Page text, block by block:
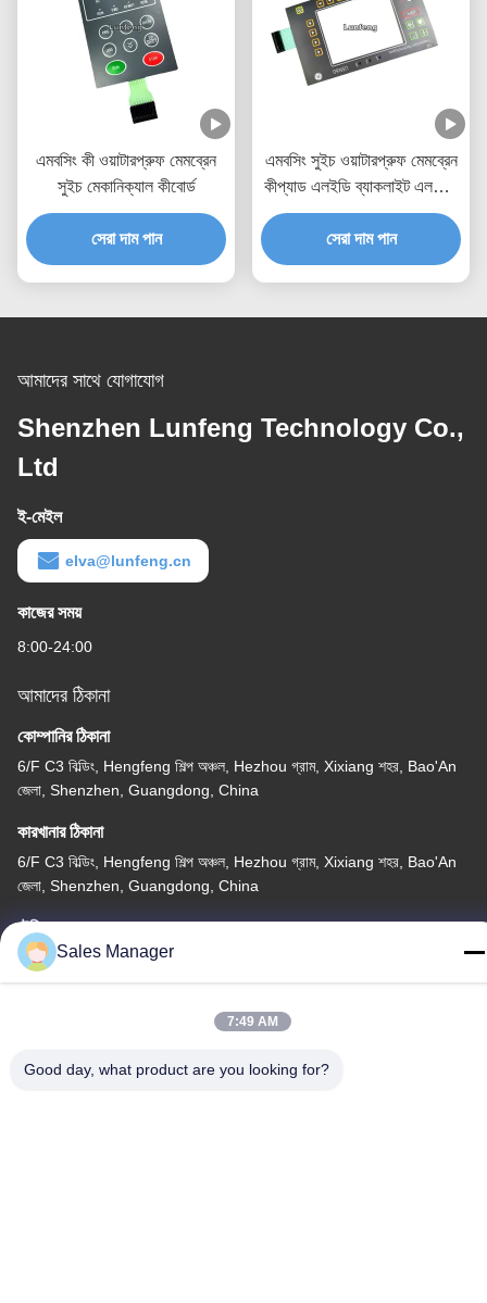
এমবসিং কী ওয়াটারপ্রুফ মেমব্রেন
সুইচ মেকানিক্যাল কীবোর্ড
সেরা দাম পান
এমবসিং সুইচ ওয়াটারপ্রুফ মেমব্রেন
কীপ্যাড এলইডি ব্যাকলাইট এলসিডি
উইন্ডো
সেরা দাম পান
আমাদের সাথে যোগাযোগ
Shenzhen Lunfeng Technology Co.,
Ltd
ই-মেইল
elva@lunfeng.cn
কাজের সময়
8:00-24:00
আমাদের ঠিকানা
কোম্পানির ঠিকানা
6/F C3 বিল্ডিং, Hengfeng শিল্প অঞ্চল, Hezhou গ্রাম, Xixiang শহর, Bao'An
জেলা, Shenzhen, Guangdong, China
কারখানার ঠিকানা
6/F C3 বিল্ডিং, Hengfeng শিল্প অঞ্চল, Hezhou গ্রাম, Xixiang শহর, Bao'An
জেলা, Shenzhen, Guangdong, China
টেলিফোন
86--13662697476
Sales Manager
7:49 AM
Good day, what product are you looking for?